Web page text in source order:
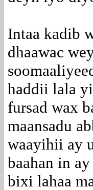
Intaa kadib
dhaawac
haddii lala
fursad wax
maansadu
waayihii ay
baahan in
bixi lahaa